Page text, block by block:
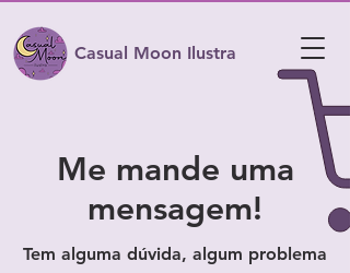
Casual Moon Ilustra
Me mande uma
mensagem!
Tem alguma dúvida, algum problema